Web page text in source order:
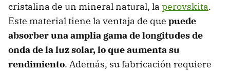
cristalina de un mineral natural, la perovskita.
Este material tiene la ventaja de que puede
absorber una amplia gama de longitudes de
onda de la luz solar, lo que aumenta su
rendimiento. Además, su fabricación requiere